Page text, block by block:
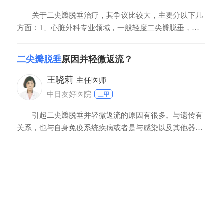
关于二尖瓣脱垂治疗，其争议比较大，主要分以下几
方面：1、心脏外科专业领域，一般轻度二尖瓣脱垂，不
超，查看病情进展情况，然后再决定下一步治疗方式；
2、中到重度二尖瓣脱垂，需要根据病情，对于做二尖瓣
成形效果比较好的病人，中度二尖瓣脱垂，建议积极手术
治疗
二尖瓣脱垂原因并轻微返流？
王晓莉 主任医师
中日友好医院
三甲
引起二尖瓣脱垂并轻微返流的原因有很多。与遗传有
关系，也与自身免疫系统疾病或者是与感染以及其他器质